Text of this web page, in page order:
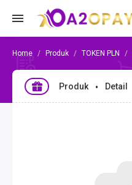
Produk TOKEN PLN
Produk Detail